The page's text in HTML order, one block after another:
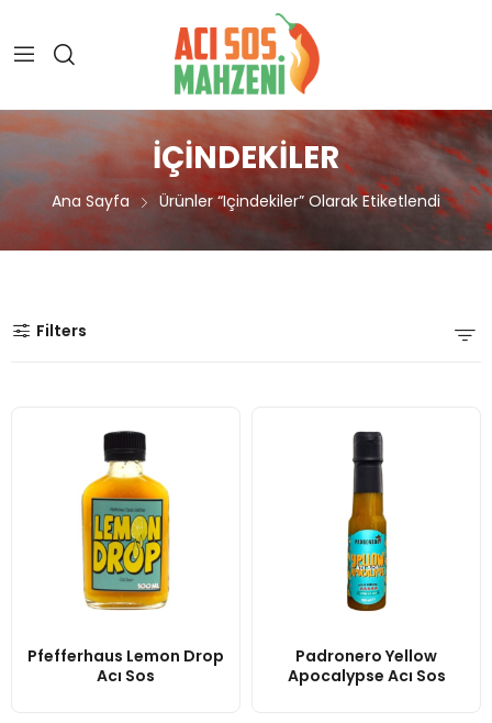
IÇINDEKILER
Ana Sayfa Ürünler “içindekiler” Olarak Etiketlendi
Filters
Pfefferhaus Lemon Drop
Acı Sos
Padronero Yellow
Apocalypse Acı Sos